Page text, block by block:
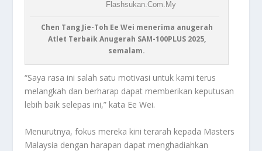
Chen Tang Jie-Toh Ee Wei menerima anugerah
Atlet Terbaik Anugerah SAM-100PLUS 2025,
semalam.
“Saya rasa ini salah satu motivasi untuk kami terus
melangkah dan berharap dapat memberikan keputusan
lebih baik selepas ini,” kata Ee Wei.
Menurutnya, fokus mereka kini terarah kepada Masters
Malaysia dengan harapan dapat menghadiahkan